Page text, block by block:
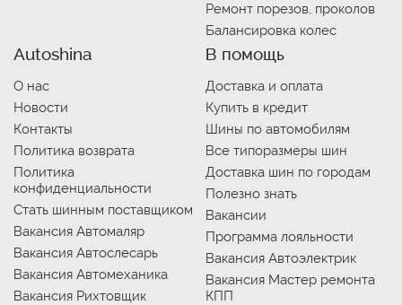
Ремонт порезов, проколов
Балансировка колес
Autoshina
О нас
Новости
Контакты
Политика возврата
Политика
конфиденциальности
Стать шинным поставщиком
Вакансия Автомаляр
Вакансия Автослесарь
Вакансия Автомеханика
Вакансия Рихтовщик
В помощь
Доставка и оплата
Купить в кредит
Шины по автомобилям
Все типоразмеры шин
Доставка шин по городам
Полезно знать
Вакансии
Программа лояльности
Вакансия Автоэлектрик
Вакансия Мастер ремонта
КПП